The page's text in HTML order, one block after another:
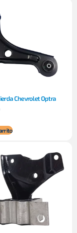
Chevrolet Optra